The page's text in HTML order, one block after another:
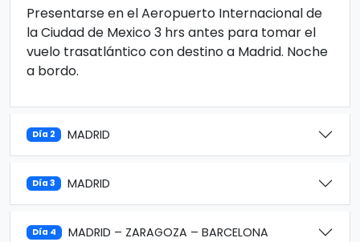
Presentarse en el Aeropuerto Internacional de
la Ciudad de Mexico 3 hrs antes para tomar el
vuelo trasatlántico con destino a Madrid. Noche
a bordo.
Día 2 MADRID
Día 3 MADRID
Día 4 MADRID – ZARAGOZA – BARCELONA